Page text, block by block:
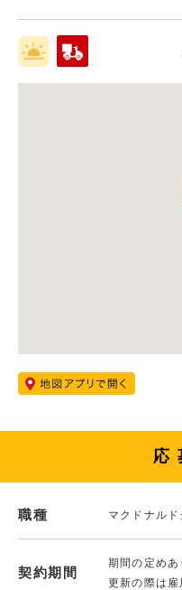
応
職種 マクドナルド
契約期間
期間の定め
更新の際は雇